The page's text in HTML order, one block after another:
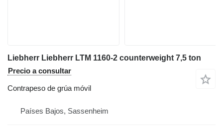
Liebherr Liebherr LTM 1160-2 counterweight 7,5 ton
Precio a consultar
Contrapeso de grúa móvil
Países Bajos, Sassenheim